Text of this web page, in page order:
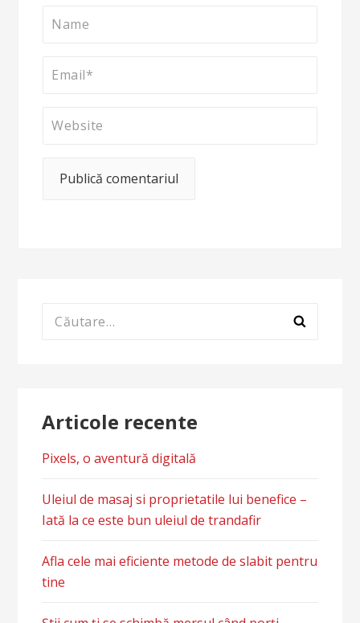
Caută
Articole recente
Pixels, o aventură digitală
Uleiul de masaj si proprietatile lui benefice –
Iată la ce este bun uleiul de trandafir
Afla cele mai eficiente metode de slabit pentru
tine